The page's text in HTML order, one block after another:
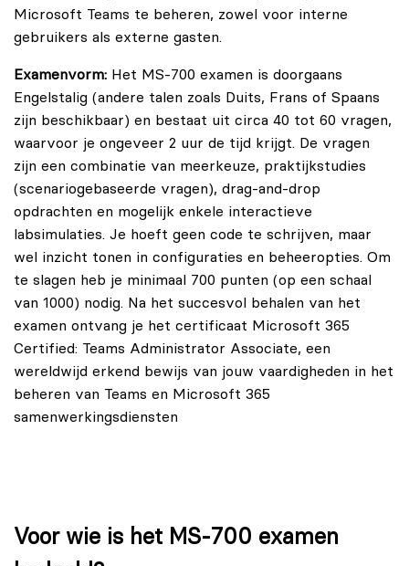
Microsoft Teams te beheren, zowel voor interne
gebruikers als externe gasten.
Examenvorm: Het MS-700 examen is doorgaans
Engelstalig (andere talen zoals Duits, Frans of Spaans
zijn beschikbaar) en bestaat uit circa 40 tot 60 vragen,
waarvoor je ongeveer 2 uur de tijd krijgt. De vragen
zijn een combinatie van meerkeuze, praktijkstudies
(scenariogebaseerde vragen), drag-and-drop
opdrachten en mogelijk enkele interactieve
labsimulaties. Je hoeft geen code te schrijven, maar
wel inzicht tonen in configuraties en beheeropties. Om
te slagen heb je minimaal 700 punten (op een schaal
van 1000) nodig. Na het succesvol behalen van het
examen ontvang je het certificaat Microsoft 365
Certified: Teams Administrator Associate, een
wereldwijd erkend bewijs van jouw vaardigheden in het
beheren van Teams en Microsoft 365
samenwerkingsdiensten
Voor wie is het MS-700 examen